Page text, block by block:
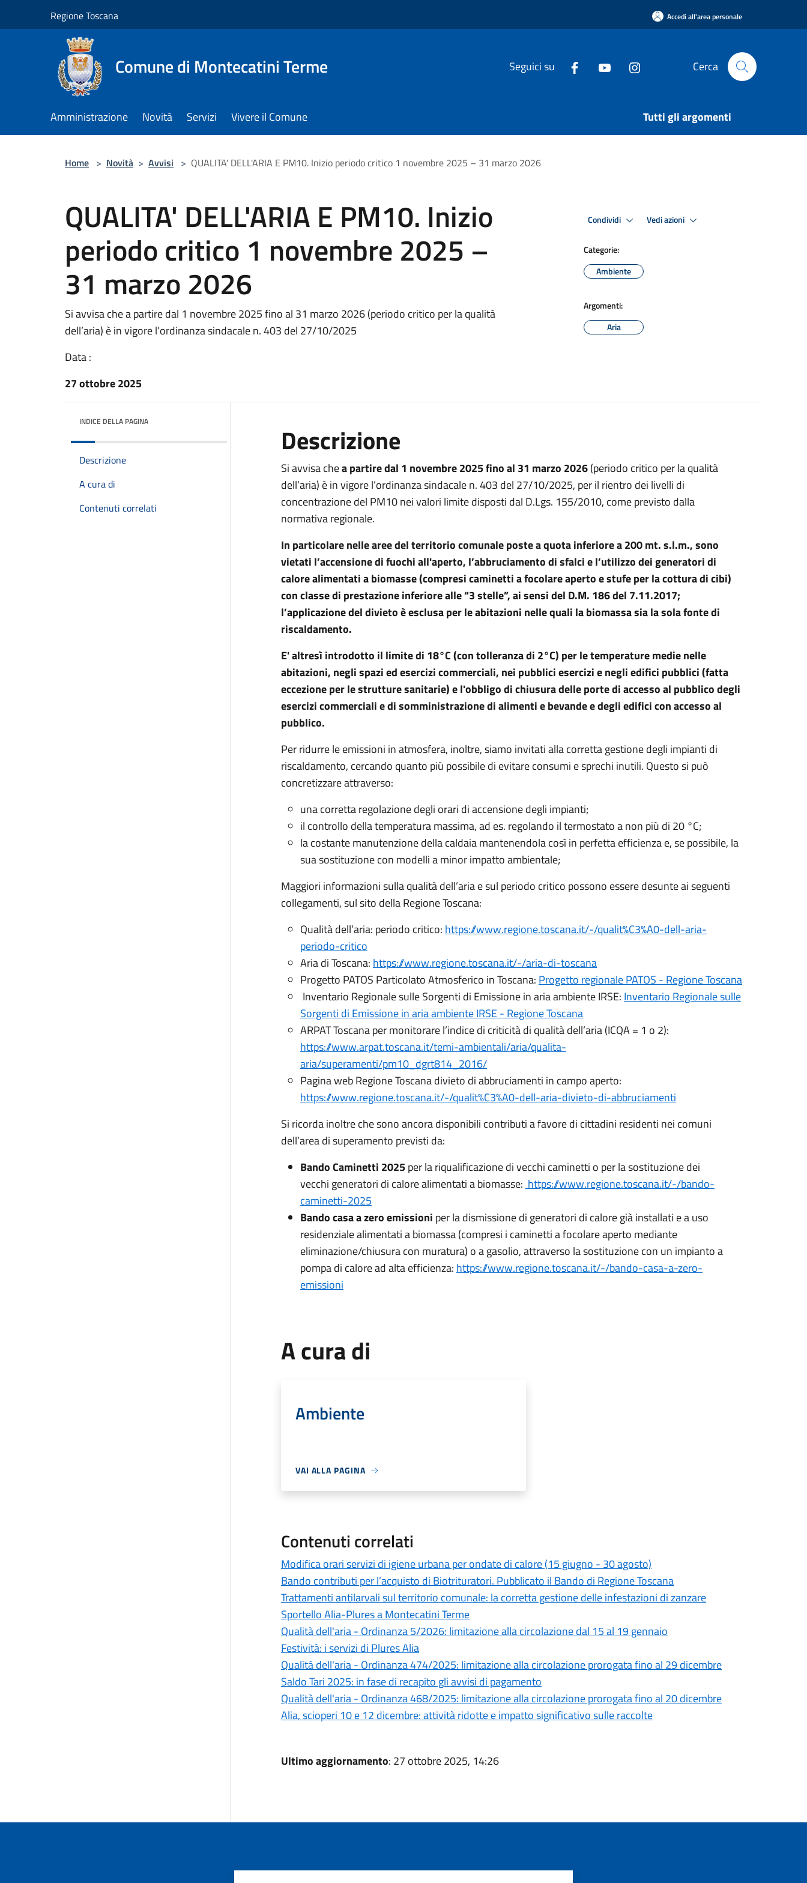
Regione Toscana Accedi all'area personale
Comune di Montecatini Terme Seguici su Cerca
Amministrazione Novità Servizi Vivere il Comune Tutti gli argomenti
Home > Novità > Avvisi > QUALITA' DELL'ARIA E PM10. Inizio periodo critico 1 novembre 2025 – 31 marzo 2026
QUALITA' DELL'ARIA E PM10. Inizio
periodo critico 1 novembre 2025 –
31 marzo 2026
Si avvisa che a partire dal 1 novembre 2025 fino al 31 marzo 2026 (periodo critico per la qualità
dell’aria) è in vigore l’ordinanza sindacale n. 403 del 27/10/2025
Data :
27 ottobre 2025
Condividi Vedi azioni
Categorie:
Ambiente
Argomenti:
Aria
INDICE DELLA PAGINA
Descrizione
A cura di
Contenuti correlati
Descrizione
Si avvisa chea partire dal 1 novembre 2025 fino al 31 marzo 2026(periodo critico per la qualità
dell’aria) è in vigore l’ordinanza sindacale n. 403 del 27/10/2025, per il rientro dei livelli di
concentrazione del PM10 nei valori limite disposti dal D.Lgs. 155/2010, come previsto dalla
normativa regionale.
In particolare nelle aree del territorio comunale poste a quota inferiore a 200 mt. s.l.m., sono
vietati l’accensione di fuochi all'aperto, l’abbruciamento di sfalci e l’utilizzo dei generatori di
calore alimentati a biomasse (compresi caminetti a focolare aperto e stufe per la cottura di cibi)
con classe di prestazione inferiore alle “3 stelle”, ai sensi del D.M. 186 del 7.11.2017;
l’applicazione del divieto è esclusa per le abitazioni nelle quali la biomassa sia la sola fonte di
riscaldamento.
E' altresì introdotto il limite di 18°C (con tolleranza di 2°C) per le temperature medie nelle
abitazioni, negli spazi ed esercizi commerciali, nei pubblici esercizi e negli edifici pubblici (fatta
eccezione per le strutture sanitarie) e l'obbligo di chiusura delle porte di accesso al pubblico degli
esercizi commerciali e di somministrazione di alimenti e bevande e degli edifici con accesso al
pubblico.
Per ridurre le emissioni in atmosfera, inoltre, siamo invitati alla corretta gestione degli impianti di
riscaldamento, cercando quanto più possibile di evitare consumi e sprechi inutili. Questo si può
concretizzare attraverso:
una corretta regolazione degli orari di accensione degli impianti;
il controllo della temperatura massima, ad es. regolando il termostato a non più di 20 °C;
la costante manutenzione della caldaia mantenendola così in perfetta efficienza e, se possibile, la
sua sostituzione con modelli a minor impatto ambientale;
Maggiori informazioni sulla qualità dell’aria e sul periodo critico possono essere desunte ai seguenti
collegamenti, sul sito della Regione Toscana:
Qualità dell’aria: periodo critico: https://www.regione.toscana.it/-/qualit%C3%A0-dell-aria-
periodo-critico
Aria di Toscana: https://www.regione.toscana.it/-/aria-di-toscana
Progetto PATOS Particolato Atmosferico in Toscana: Progetto regionale PATOS - Regione Toscana
Inventario Regionale sulle Sorgenti di Emissione in aria ambiente IRSE: Inventario Regionale sulle
Sorgenti di Emissione in aria ambiente IRSE - Regione Toscana
ARPAT Toscana per monitorare l’indice di criticità di qualità dell’aria (ICQA = 1 o 2):
https://www.arpat.toscana.it/temi-ambientali/aria/qualita-
aria/superamenti/pm10_dgrt814_2016/
Pagina web Regione Toscana divieto di abbruciamenti in campo aperto:
https://www.regione.toscana.it/-/qualit%C3%A0-dell-aria-divieto-di-abbruciamenti
Si ricorda inoltre che sono ancora disponibili contributi a favore di cittadini residenti nei comuni
dell’area di superamento previsti da:
Bando Caminetti 2025per la riqualificazione di vecchi caminetti o per la sostituzione dei
vecchi generatori di calore alimentati a biomasse: https://www.regione.toscana.it/-/bando-
caminetti-2025
Bando casa a zero emissioni per la dismissione di generatori di calore già installati e a uso
residenziale alimentati a biomassa (compresi i caminetti a focolare aperto mediante
eliminazione/chiusura con muratura) o a gasolio, attraverso la sostituzione con un impianto a
pompa di calore ad alta efficienza: https://www.regione.toscana.it/-/bando-casa-a-zero-
emissioni
A cura di
Ambiente
VAI ALLA PAGINA
Contenuti correlati
Modifica orari servizi di igiene urbana per ondate di calore (15 giugno - 30 agosto)
Bando contributi per l’acquisto di Biotrituratori. Pubblicato il Bando di Regione Toscana
Trattamenti antilarvali sul territorio comunale: la corretta gestione delle infestazioni di zanzare
Sportello Alia-Plures a Montecatini Terme
Qualità dell'aria - Ordinanza 5/2026: limitazione alla circolazione dal 15 al 19 gennaio
Festività: i servizi di Plures Alia
Qualità dell'aria - Ordinanza 474/2025: limitazione alla circolazione prorogata fino al 29 dicembre
Saldo Tari 2025: in fase di recapito gli avvisi di pagamento
Qualità dell'aria - Ordinanza 468/2025: limitazione alla circolazione prorogata fino al 20 dicembre
Alia, scioperi 10 e 12 dicembre: attività ridotte e impatto significativo sulle raccolte
Ultimo aggiornamento: 27 ottobre 2025, 14:26